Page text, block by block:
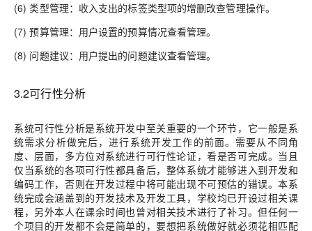
(6) 类型管理：收入支出的标签类型项的增删改查管理操作。
(7) 预算管理：用户设置的预算情况查看管理。
(8) 问题建议：用户提出的问题建议查看管理。
3.2可行性分析
系统可行性分析是系统开发中至关重要的一个环节，它一般是系
统需求分析做完后，进行系统开发工作的前面。需要从不同角
度、层面，多方位对系统进行可行性论证，看是否可完成。当且
仅当系统的各项可行性都具备后，整体系统才能够进入到开发和
编码工作，否则在开发过程中将可能出现不可预估的错误。本系
统完成会涵盖到的开发技术及开发工具，学校均已开设过相关课
程，另外本人在课余时间也曾对相关技术进行了补习。但任何一
个项目的开发都不会是简单的，要想把系统做好就必须花相匹配